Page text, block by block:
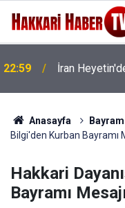
22:59 İran
Anasayfa
Bilgi'den Kurban Bayramı
Hakkari
Bayramı